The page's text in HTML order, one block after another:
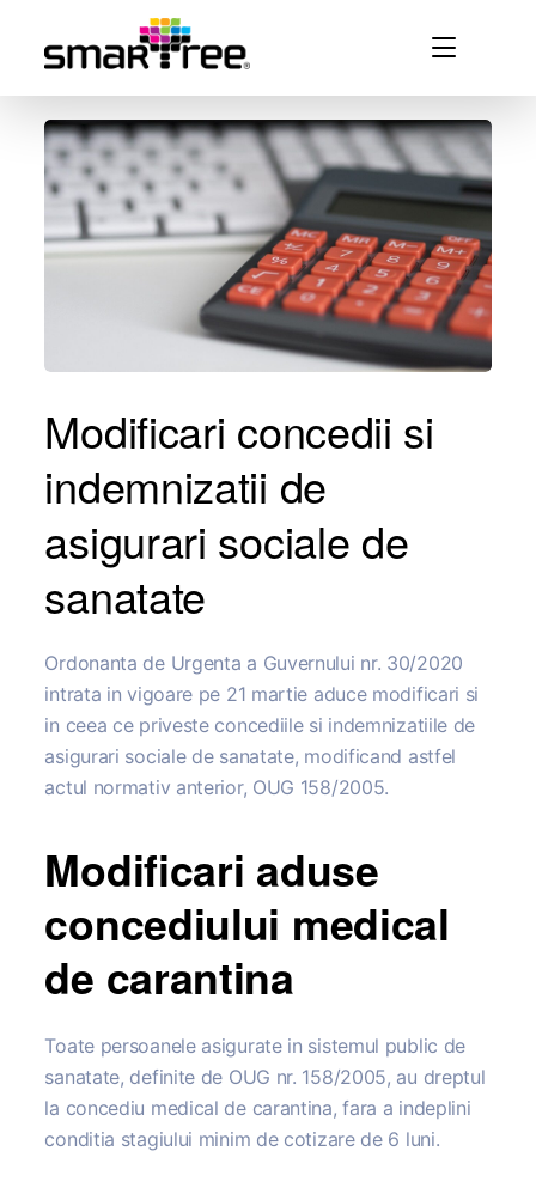
Modificari concedii si
indemnizatii de
asigurari sociale de
sanatate
Ordonanta de Urgenta a Guvernului nr. 30/2020
intrata in vigoare pe 21 martie aduce modificari si
in ceea ce priveste concediile si indemnizatiile de
asigurari sociale de sanatate, modificand astfel
actul normativ anterior, OUG 158/2005.
Modificari aduse
concediului medical
de carantina
Toate persoanele asigurate in sistemul public de
sanatate, definite de OUG nr. 158/2005, au dreptul
la concediu medical de carantina, fara a indeplini
conditia stagiului minim de cotizare de 6 luni.